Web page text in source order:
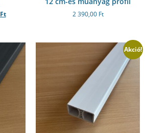
Ft 2 390,00 Ft
Akció!